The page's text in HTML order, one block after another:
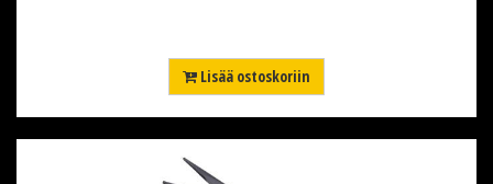
Lisää ostoskoriin